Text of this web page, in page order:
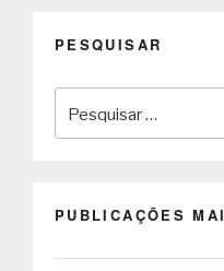
seguras
PESQUISAR
por:
PUBLICAÇÕES